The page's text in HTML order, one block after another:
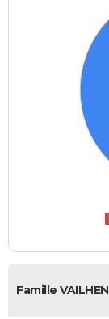
Famille VAILHEN